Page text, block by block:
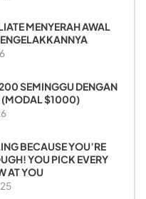
MENYERAH AWAL
SEMINGGU DENGAN
(MODAL $1000)
BECAUSE YOU’RE
YOU PICK EVERY
AT YOU